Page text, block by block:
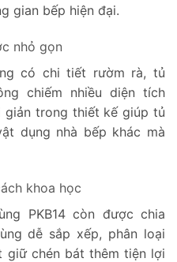
gian bếp hiện đại.
nhỏ gọn
có chi tiết rườm rà, tủ
chiếm nhiều diện tích
giản trong thiết kế giúp tủ
dụng nhà bếp khác mà
khoa học
PKB14 còn được chia
dễ sắp xếp, phân loại
giữ chén bát thêm tiện lợi